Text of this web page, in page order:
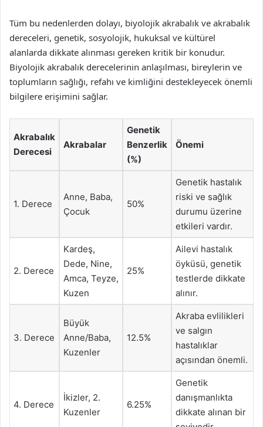
Tüm bu nedenlerden dolayı, biyolojik akrabalık ve akrabalık
dereceleri, genetik, sosyolojik, hukuksal ve kültürel
alanlarda dikkate alınması gereken kritik bir konudur.
Biyolojik akrabalık derecelerinin anlaşılması, bireylerin ve
toplumların sağlığı, refahı ve kimliğini destekleyecek önemli
bilgilere erişimini sağlar.
Akrabalık
Derecesi
Akrabalar
Genetik
Benzerlik
(%)
Önemi
1. Derece
Anne, Baba,
Çocuk
50%
Genetik hastalık
riski ve sağlık
durumu üzerine
etkileri vardır.
2. Derece
Kardeş,
Dede, Nine,
Amca, Teyze,
Kuzen
25%
Ailevi hastalık
öyküsü, genetik
testlerde dikkate
alınır.
3. Derece
Büyük
Anne/Baba,
Kuzenler
12.5%
Akraba evlilikleri
ve salgın
hastalıklar
açısından önemli.
4. Derece
İkizler, 2.
Kuzenler
6.25%
Genetik
danışmanlıkta
dikkate alınan bir